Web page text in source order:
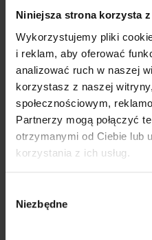
Niniejsza strona korzysta
Wykorzystujemy pliki
i reklam, aby oferować
analizować ruch w naszej
korzystasz z naszej
społecznościowym,
Partnerzy mogą połączyć
otrzymanymi od Ciebie lub
korzystania z ich usług.
zgody
Niezbędne